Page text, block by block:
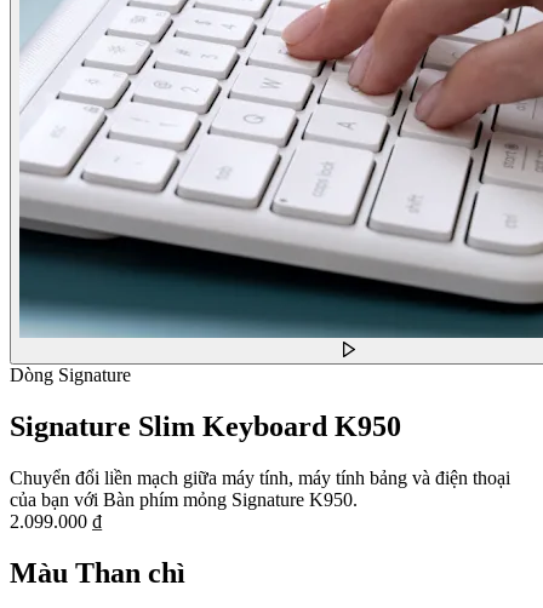
Dòng Signature
Signature Slim Keyboard K950
Chuyển đổi liền mạch giữa máy tính, máy tính bảng và điện thoại
của bạn với Bàn phím mỏng Signature K950.
2.099.000 ₫
Màu Than chì